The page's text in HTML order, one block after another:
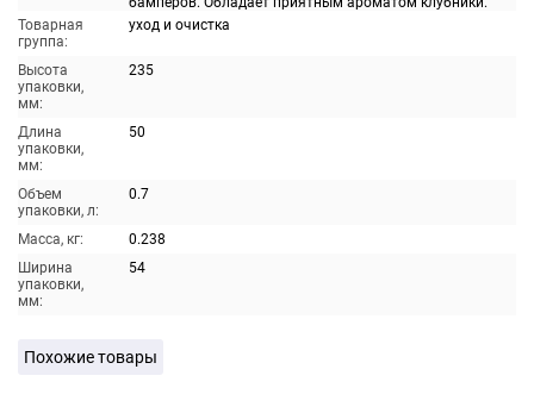
Товарная
группа:
уход и очистка
Высота
упаковки,
мм:
235
Длина
упаковки,
мм:
50
Объем
упаковки, л:
0.7
Масса, кг:
0.238
Ширина
упаковки,
мм:
54
Похожие товары